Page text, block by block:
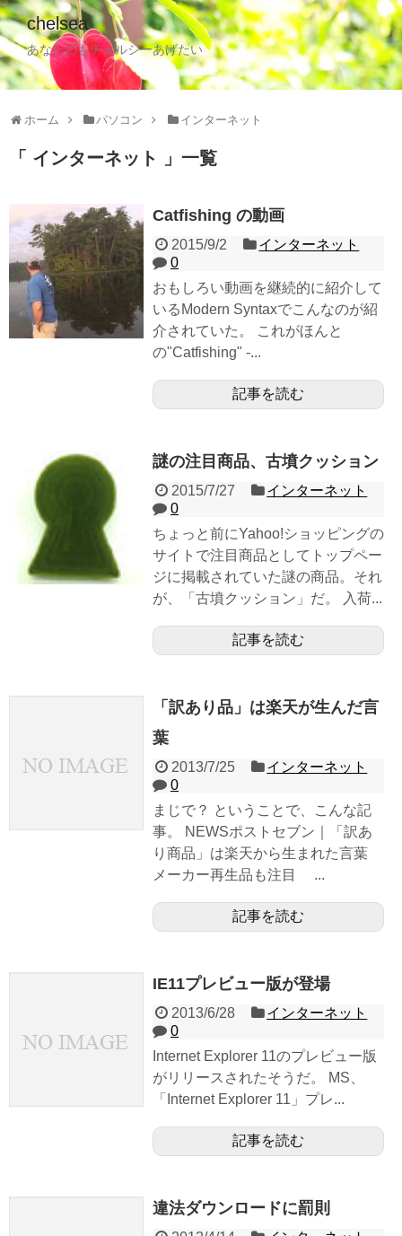
chelsea
あなたにもチェルシーあげたい
ホーム パソコン インターネット
インターネット 一覧
Catfishing の動画
2015/9/2
インターネット
0
おもしろい動画を継続的に紹介して
いるModern Syntaxでこんなのが紹
介されていた。 これがほんと
の"Catfishing" -...
記事を読む
謎の注目商品、古墳クッション
2015/7/27
インターネット
0
ちょっと前にYahoo!ショッピングの
サイトで注目商品としてトップペー
ジに掲載されていた謎の商品。それ
が、「古墳クッション」だ。 入荷...
記事を読む
「訳あり品」は楽天が生んだ言
葉
2013/7/25
インターネット
0
まじで？ ということで、こんな記
事。 NEWSポストセブン｜「訳あ
り商品」は楽天から生まれた言葉
メーカー再生品も注目 ...
記事を読む
IE11プレビュー版が登場
2013/6/28
インターネット
0
Internet Explorer 11のプレビュー版
がリリースされたそうだ。 MS、
「Internet Explorer 11」プレ...
記事を読む
違法ダウンロードに罰則